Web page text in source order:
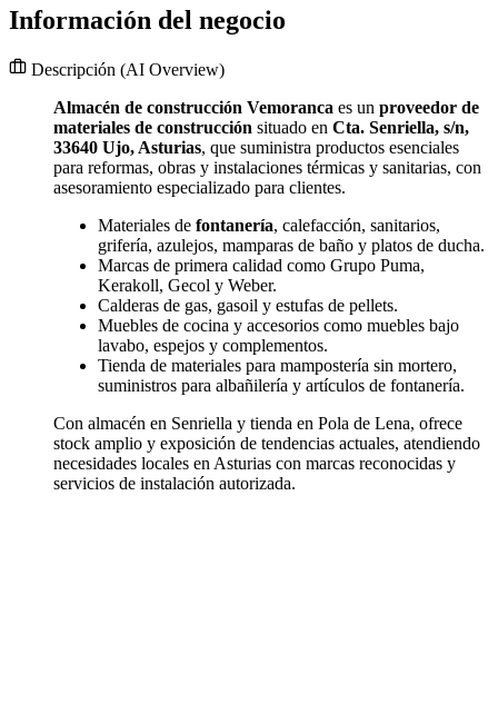
Información del negocio
Descripción (AI Overview)
Almacén de construcción Vemoranca es un proveedor de
materiales de construcción situado en Cta. Senriella, s/n,
33640 Ujo, Asturias, que suministra productos esenciales
para reformas, obras y instalaciones térmicas y sanitarias, con
asesoramiento especializado para clientes.
Materiales de fontanería, calefacción, sanitarios,
grifería, azulejos, mamparas de baño y platos de ducha.
Marcas de primera calidad como Grupo Puma,
Kerakoll, Gecol y Weber.
Calderas de gas, gasoil y estufas de pellets.
Muebles de cocina y accesorios como muebles bajo
lavabo, espejos y complementos.
Tienda de materiales para mampostería sin mortero,
suministros para albañilería y artículos de fontanería.
Con almacén en Senriella y tienda en Pola de Lena, ofrece
stock amplio y exposición de tendencias actuales, atendiendo
necesidades locales en Asturias con marcas reconocidas y
servicios de instalación autorizada.